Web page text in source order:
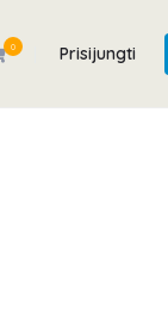
0 Prisijungti